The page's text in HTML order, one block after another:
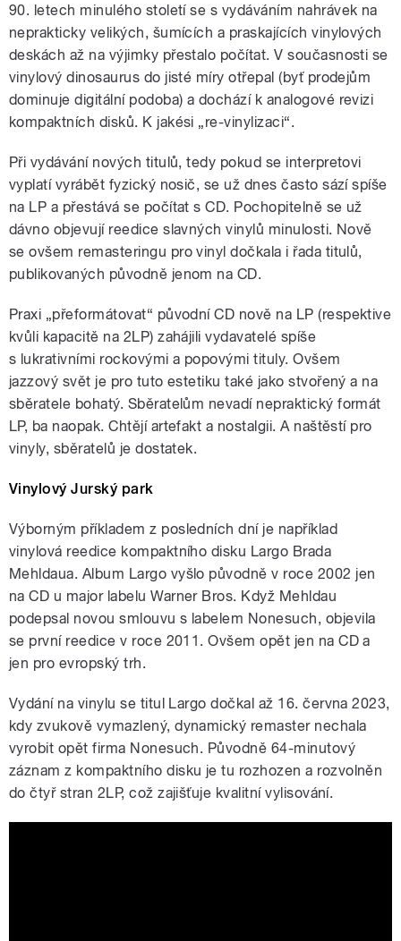
90. letech minulého století se s vydáváním nahrávek na
neprakticky velikých, šumících a praskajících vinylových
deskách až na výjimky přestalo počítat. V současnosti se
vinylový dinosaurus do jisté míry otřepal (byť prodejům
dominuje digitální podoba) a dochází k analogové revizi
kompaktních disků. K jakési „re-vinylizaci“.
Při vydávání nových titulů, tedy pokud se interpretovi
vyplatí vyrábět fyzický nosič, se už dnes často sází spíše
na LP a přestává se počítat s CD. Pochopitelně se už
dávno objevují reedice slavných vinylů minulosti. Nově
se ovšem remasteringu pro vinyl dočkala i řada titulů,
publikovaných původně jenom na CD.
Praxi „přeformátovat“ původní CD nově na LP (respektive
kvůli kapacitě na 2LP) zahájili vydavatelé spíše
s lukrativními rockovými a popovými tituly. Ovšem
jazzový svět je pro tuto estetiku také jako stvořený a na
sběratele bohatý. Sběratelům nevadí nepraktický formát
LP, ba naopak. Chtějí artefakt a nostalgii. A naštěstí pro
vinyly, sběratelů je dostatek.
Vinylový Jurský park
Výborným příkladem z posledních dní je například
vinylová reedice kompaktního disku Largo Brada
Mehldaua. Album Largo vyšlo původně v roce 2002 jen
na CD u major labelu Warner Bros. Když Mehldau
podepsal novou smlouvu s labelem Nonesuch, objevila
se první reedice v roce 2011. Ovšem opět jen na CD a
jen pro evropský trh.
Vydání na vinylu se titul Largo dočkal až 16. června 2023,
kdy zvukově vymazlený, dynamický remaster nechala
vyrobit opět firma Nonesuch. Původně 64-minutový
záznam z kompaktního disku je tu rozhozen a rozvolněn
do čtyř stran 2LP, což zajišťuje kvalitní vylisování.